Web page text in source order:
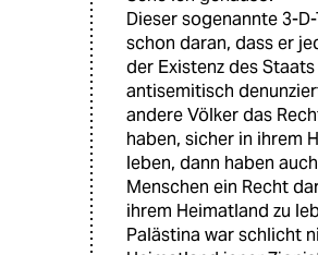
Dieser sogenannte 3-
schon daran, dass er
der Existenz des
antisemitisch
andere Völker das
haben, sicher in ihrem
leben, dann haben
Menschen ein Recht
ihrem Heimatland zu
Palästina war schlicht